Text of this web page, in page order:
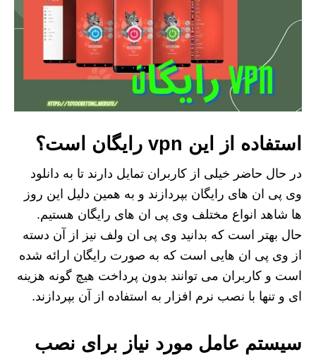
استفاده از این vpn رایگان است؟
در حال حاضر خیلی از کاربران تمایل دارند تا به دانلود
وی پی ان های رایگان بپردازند و به همین دلیل این روز
ها شاهد انواع مختلف وی پی ان های رایگان هستیم.
حال بهتر است که بدانید وی پی ان ولف نیز از آن دسته
از وی پی ان هایی است که به صورت رایگان ارائه شده
است و کاربران می‌ توانند بدون پرداخت هیچ گونه هزینه
ای و تنها با نصب نرم افزار به استفاده از آن بپردازند.
سیستم عامل مورد نیاز برای نصب